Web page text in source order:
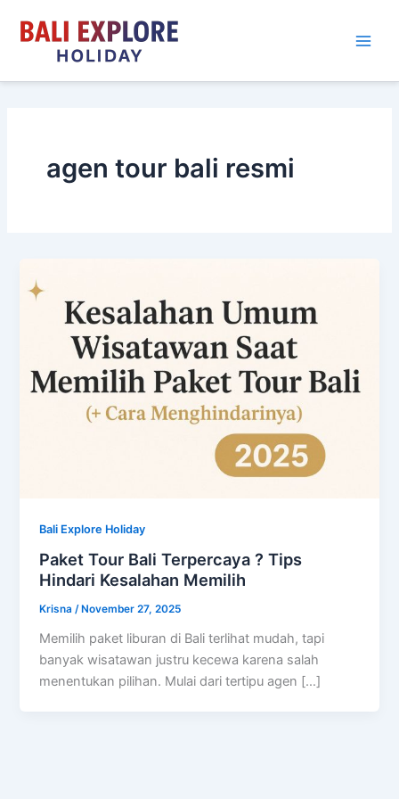
agen tour bali resmi
Bali Explore Holiday
Paket Tour Bali Terpercaya ? Tips
Hindari Kesalahan Memilih
Krisna/ November 27, 2025
Memilih paket liburan di Bali terlihat mudah, tapi
banyak wisatawan justru kecewa karena salah
menentukan pilihan. Mulai dari tertipu agen […]